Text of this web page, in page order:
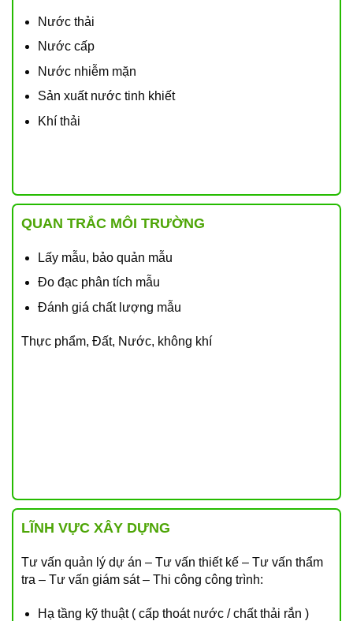
Nước thải
Nước cấp
Nước nhiễm mặn
Sản xuất nước tinh khiết
Khí thải
QUAN TRẮC MÔI TRƯỜNG
Lấy mẫu, bảo quản mẫu
Đo đạc phân tích mẫu
Đánh giá chất lượng mẫu
Thực phẩm, Đất, Nước, không khí
LĨNH VỰC XÂY DỰNG
Tư vấn quản lý dự án – Tư vấn thiết kế – Tư vấn thẩm
tra – Tư vấn giám sát – Thi công công trình:
Hạ tầng kỹ thuật ( cấp thoát nước / chất thải rắn )